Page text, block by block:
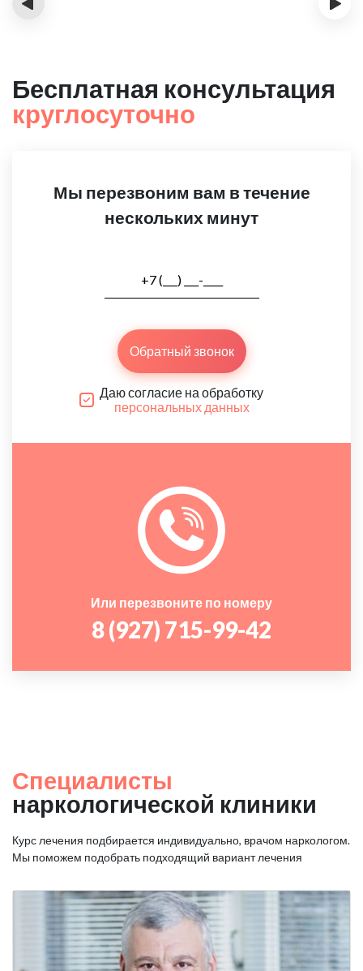
Бесплатная консультация
круглосуточно
Мы перезвоним вам в течение
нескольких минут
Обратный звонок
Даю согласие на обработку
персональных данных
Или перезвоните по номеру
8 (927) 715-99-42
Специалисты
наркологической клиники
Курс лечения подбирается индивидуально, врачом наркологом.
Мы поможем подобрать подходящий вариант лечения